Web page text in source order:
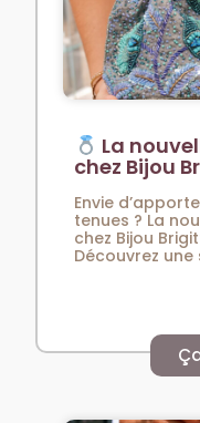
La
chez Bijou
Envie
tenues ? La
chez Bijou
Découvrez une